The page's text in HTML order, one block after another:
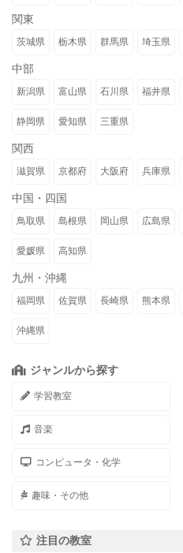
関東
茨城県 栃木県 群馬県 埼玉県
中部
新潟県 富山県 石川県 福井県
静岡県 愛知県 三重県
関西
滋賀県 京都府 大阪府 兵庫県
中国・四国
鳥取県 島根県 岡山県 広島県
愛媛県 高知県
九州・沖縄
福岡県 佐賀県 長崎県 熊本県
沖縄県
ジャンルから探す
学習教室
音楽
コンピュータ・化学
趣味・その他
注目の教室